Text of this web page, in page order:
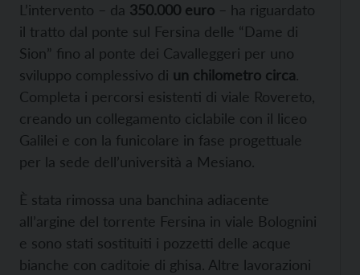
L’intervento – da 350.000 euro – ha riguardato
il tratto dal ponte sul Fersina delle “Dame di
Sion” fino al ponte dei Cavalleggeri per uno
sviluppo complessivo di un chilometro circa.
Completa i percorsi esistenti di viale Rovereto,
creando un collegamento ciclabile con il liceo
Galilei e con la funicolare in fase progettuale
per la sede dell’università a Mesiano.
È stata rimossa una banchina adiacente
all’argine del torrente Fersina in viale Bolognini
e sono stati sostituiti i pozzetti delle acque
bianche con caditoie di ghisa. Altre lavorazioni